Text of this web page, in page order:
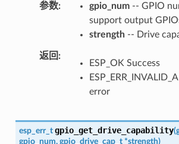
参数 gpio_num-- GPIO
support output
strength-- Drive
返回
ESP_OK Success
error
esp_err_t gpio_get_drive_capability(
gpio_num, gpio_drive_cap_t *strength)